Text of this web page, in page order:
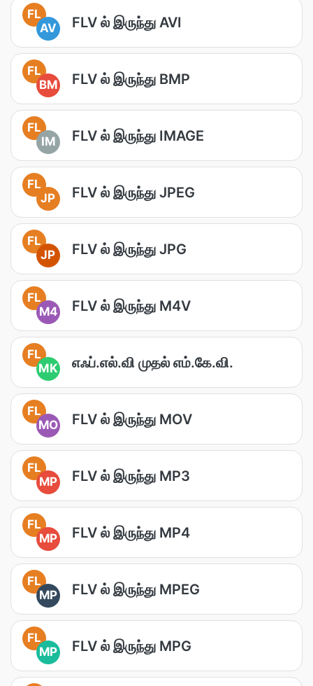
FL
AV
FLV ல் இருந்து AVI
FL
BM
FLV ல் இருந்து BMP
FL
IM
FLV ல் இருந்து IMAGE
FL
JP
FLV ல் இருந்து JPEG
FL
JP
FLV ல் இருந்து JPG
FL
M4
FLV ல் இருந்து M4V
FL
MK
எஃப்.எல்.வி முதல் எம்.கே.வி.
FL
MO
FLV ல் இருந்து MOV
FL
MP
FLV ல் இருந்து MP3
FL
MP
FLV ல் இருந்து MP4
FL
MP
FLV ல் இருந்து MPEG
FL
MP
FLV ல் இருந்து MPG